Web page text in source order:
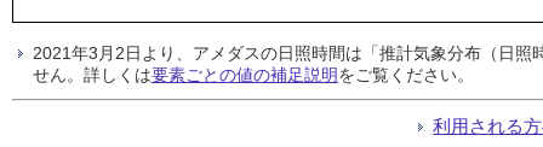
2021年3月2日より、アメダスの日照時間は「推計気象分布（日
せん。詳しくは要素ごとの値の補足説明をご覧ください。
利用される